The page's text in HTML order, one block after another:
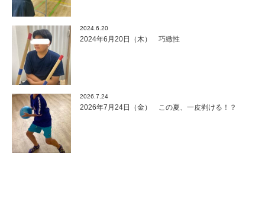
2024.6.20
2024年6月20日（木） 巧緻性
2026.7.24
2026年7月24日（金） この夏、一皮剥ける！？